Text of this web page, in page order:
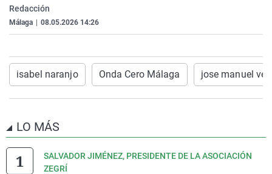
Gente viajera
Retornados
Operación Viuda
Galicia
Navarra
Televisión
Redacción
Málaga 08.05.2026 14:26
isabel naranjo Onda Cero Málaga jose manuel
LO MÁS
SALVADOR JIMÉNEZ, PRESIDENTE DE LA ASOCIACIÓN
ZEGRÍ